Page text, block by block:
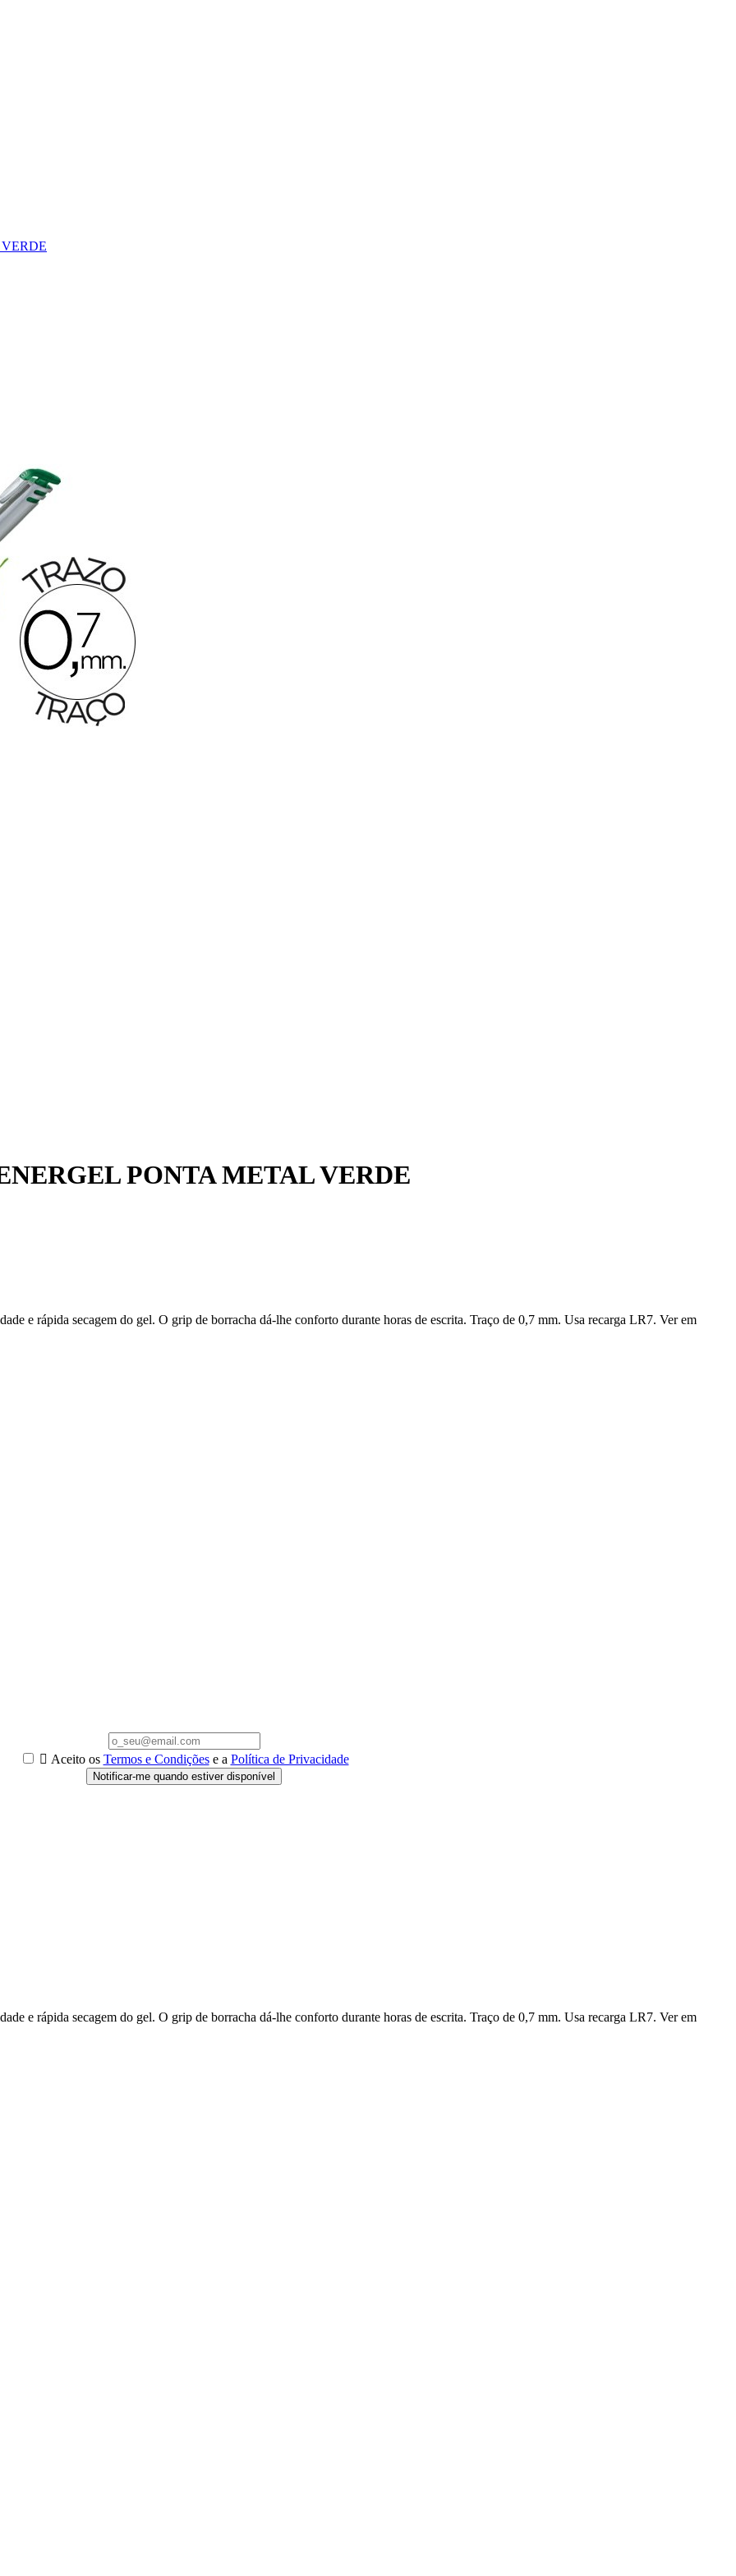
PONTA METAL VERDE
e rápida secagem do gel. O grip de borracha dá-lhe conforto durante horas de escrita. Traço de 0,7 mm. Usa recarga LR7. Ver em
 Aceito os Termos e Condiçõese a Política de Privacidade
Notificar-me quando estiver disponível
e rápida secagem do gel. O grip de borracha dá-lhe conforto durante horas de escrita. Traço de 0,7 mm. Usa recarga LR7. Ver em